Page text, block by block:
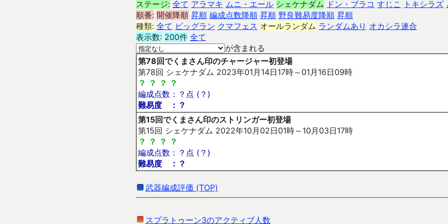
ステージ: 全て アラマキ ムニ・エール シェケナダム ドン・ブラコ すじこ トキシラズ
順番: 開催降順 昇順 編成点数降順 昇順 野良難易度降順 昇順
種類: 全て ビッグラン クマフェス オールランダム ランダムあり オカシラ連合
表示数: 200件 全て
が含まれる
第78回でくまさん印のチャージャー初登場
第78回 シェケナダム 2023年01月14日17時～01月16日09時
？ ？ ？ ？
編成点数：？点 (？)
難易度 ：？
第15回でくまさん印のストリンガー初登場
第15回 シェケナダム 2022年10月02日01時～10月03日17時
？ ？ ？ ？
編成点数：？点 (？)
難易度 ：？
武器編成評価 (TOP)
スプラトゥーン3のアクティブ人数